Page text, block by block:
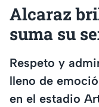
Alcaraz
suma su
Respeto y
lleno de
en el estadio